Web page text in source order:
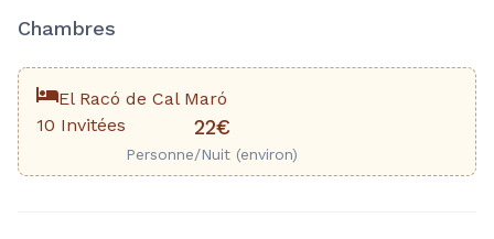
Chambres
El Racó de Cal Maró
10 Invitées
22€
Personne/Nuit (environ)